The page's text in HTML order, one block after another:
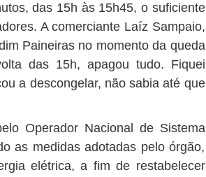
das 15h às 15h45, o suficiente
A comerciante Laíz Sampaio,
Paineiras no momento da queda
das 15h, apagou tudo. Fiquei
a descongelar, não sabia até que
Operador Nacional de Sistema
as medidas adotadas pelo órgão,
elétrica, a fim de restabelecer